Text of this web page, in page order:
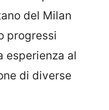
del Milan
progressi
esperienza al
di diverse